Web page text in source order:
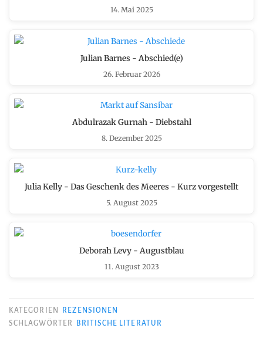
14. Mai 2025
Julian Barnes - Abschied(e)
26. Februar 2026
Abdulrazak Gurnah - Diebstahl
8. Dezember 2025
Julia Kelly - Das Geschenk des Meeres - Kurz vorgestellt
5. August 2025
Deborah Levy - Augustblau
11. August 2023
KATEGORIEN
REZENSIONEN
SCHLAGWÖRTER
BRITISCHE LITERATUR